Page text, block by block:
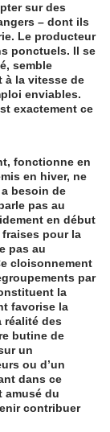
sur des
– dont ils
Le producteur
ponctuels. Il se
semble
à la vitesse de
enviables.
exactement ce
fonctionne en
en hiver, ne
besoin de
pas au
en début
pour la
pas au
cloisonnement
par
la
favorise la
réalité des
butine de
un
ou d’un
dans ce
amusé du
contribuer